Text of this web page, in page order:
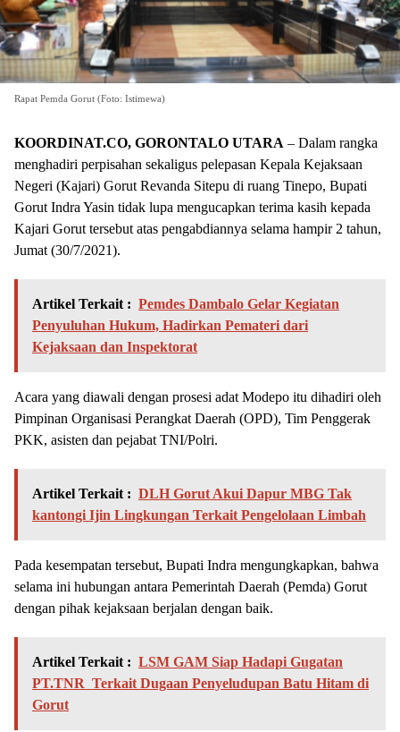
Rapat Pemda Gorut (Foto: Istimewa)
KOORDINAT.CO, GORONTALO UTARA – Dalam rangka
menghadiri perpisahan sekaligus pelepasan Kepala Kejaksaan
Negeri (Kajari) Gorut Revanda Sitepu di ruang Tinepo, Bupati
Gorut Indra Yasin tidak lupa mengucapkan terima kasih kepada
Kajari Gorut tersebut atas pengabdiannya selama hampir 2 tahun,
Jumat (30/7/2021).
Artikel Terkait : Pemdes Dambalo Gelar Kegiatan
Penyuluhan Hukum, Hadirkan Pemateri dari
Kejaksaan dan Inspektorat
Acara yang diawali dengan prosesi adat Modepo itu dihadiri oleh
Pimpinan Organisasi Perangkat Daerah (OPD), Tim Penggerak
PKK, asisten dan pejabat TNI/Polri.
Artikel Terkait : DLH Gorut Akui Dapur MBG Tak
kantongi Ijin Lingkungan Terkait Pengelolaan Limbah
Pada kesempatan tersebut, Bupati Indra mengungkapkan, bahwa
selama ini hubungan antara Pemerintah Daerah (Pemda) Gorut
dengan pihak kejaksaan berjalan dengan baik.
Artikel Terkait : LSM GAM Siap Hadapi Gugatan
PT.TNR Terkait Dugaan Penyeludupan Batu Hitam di
Gorut